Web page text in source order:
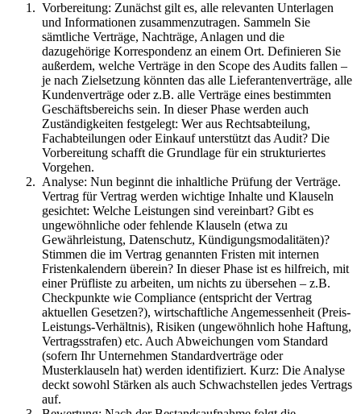
Vorbereitung: Zunächst gilt es, alle relevanten Unterlagen
und Informationen zusammenzutragen. Sammeln Sie
sämtliche Verträge, Nachträge, Anlagen und die
dazugehörige Korrespondenz an einem Ort. Definieren Sie
außerdem, welche Verträge in den Scope des Audits fallen –
je nach Zielsetzung könnten das alle Lieferantenverträge, alle
Kundenverträge oder z.B. alle Verträge eines bestimmten
Geschäftsbereichs sein. In dieser Phase werden auch
Zuständigkeiten festgelegt: Wer aus Rechtsabteilung,
Fachabteilungen oder Einkauf unterstützt das Audit? Die
Vorbereitung schafft die Grundlage für ein strukturiertes
Vorgehen.
Analyse: Nun beginnt die inhaltliche Prüfung der Verträge.
Vertrag für Vertrag werden wichtige Inhalte und Klauseln
gesichtet: Welche Leistungen sind vereinbart? Gibt es
ungewöhnliche oder fehlende Klauseln (etwa zu
Gewährleistung, Datenschutz, Kündigungsmodalitäten)?
Stimmen die im Vertrag genannten Fristen mit internen
Fristenkalendern überein? In dieser Phase ist es hilfreich, mit
einer Prüfliste zu arbeiten, um nichts zu übersehen – z.B.
Checkpunkte wie Compliance (entspricht der Vertrag
aktuellen Gesetzen?), wirtschaftliche Angemessenheit (Preis-
Leistungs-Verhältnis), Risiken (ungewöhnlich hohe Haftung,
Vertragsstrafen) etc. Auch Abweichungen vom Standard
(sofern Ihr Unternehmen Standardverträge oder
Musterklauseln hat) werden identifiziert. Kurz: Die Analyse
deckt sowohl Stärken als auch Schwachstellen jedes Vertrags
auf.